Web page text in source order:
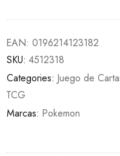
EAN: 0196214123182
SKU: 4512318
Categories: Juego de
TCG
Marcas: Pokemon